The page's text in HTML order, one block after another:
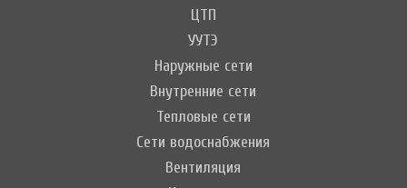
ЦТП
УУТЭ
Наружные сети
Внутренние сети
Тепловые сети
Сети водоснабжения
Вентиляция